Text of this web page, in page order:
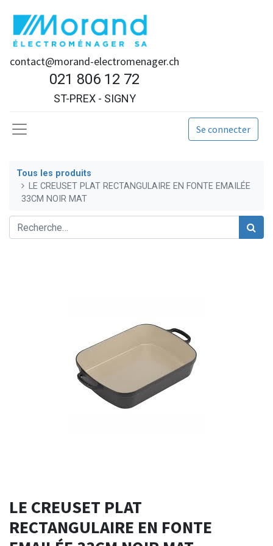
contact@morand-electromenager.ch
021 806 12 72
ST-PREX - SIGNY
Se connecter
Tous les produits
LE CREUSET PLAT RECTANGULAIRE EN FONTE EMAILÉE
33CM NOIR MAT
LE CREUSET PLAT
RECTANGULAIRE EN FONTE